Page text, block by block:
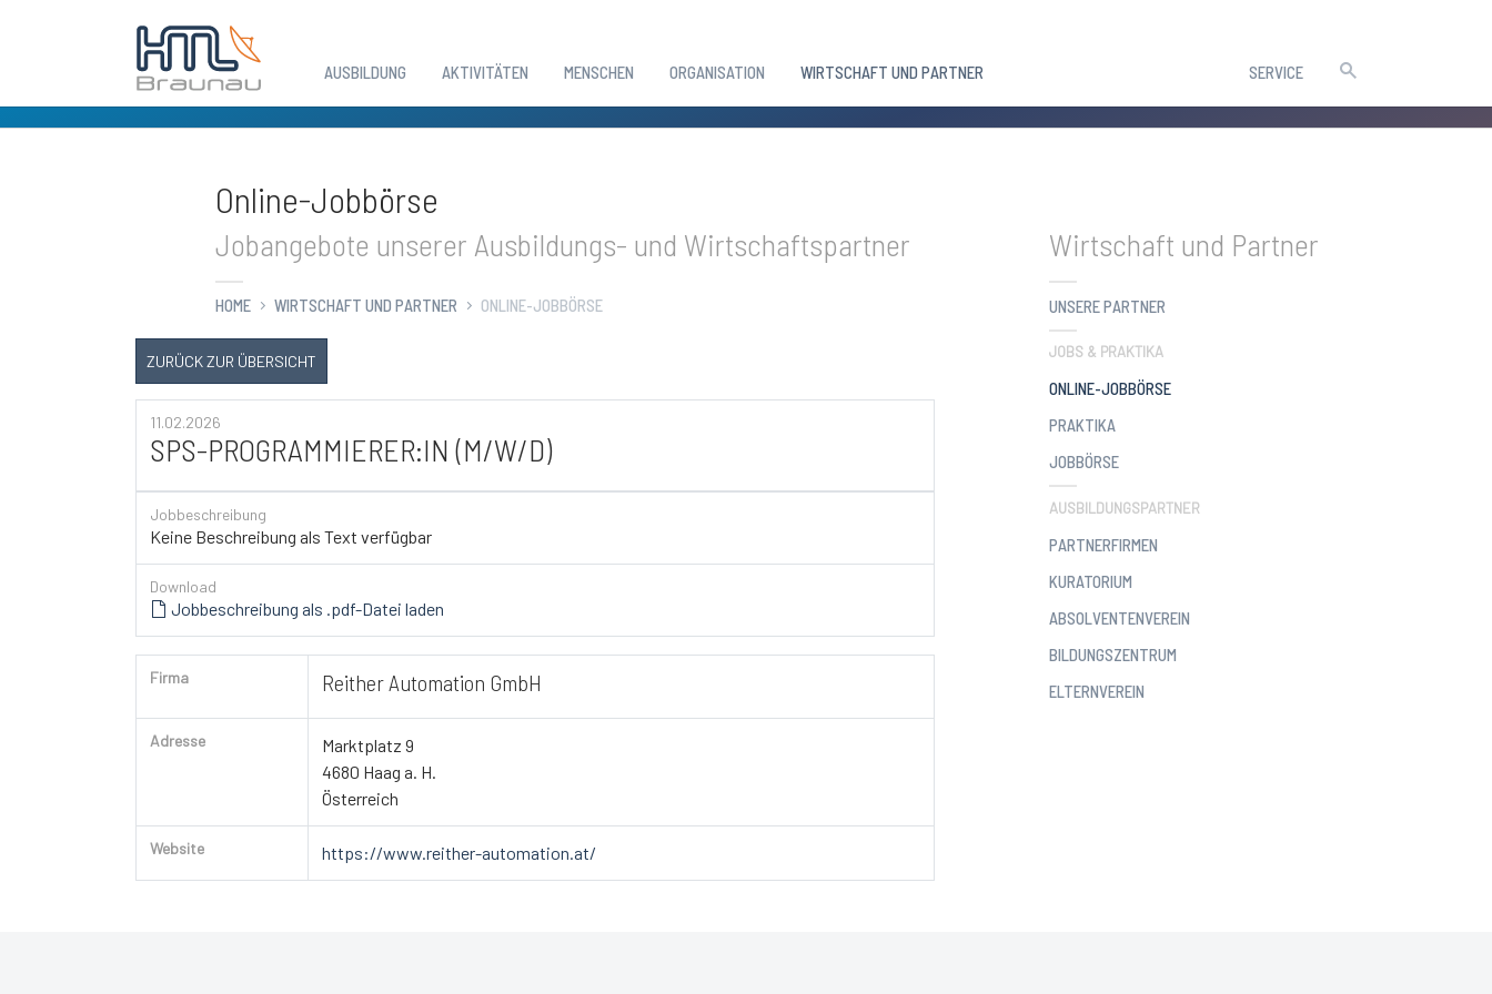
AUSBILDUNG AKTIVITÄTEN MENSCHEN ORGANISATION WIRTSCHAFT UND PARTNER SERVICE
Online-Jobbörse
Jobangebote unserer Ausbildungs- und Wirtschaftspartner
HOME WIRTSCHAFT UND PARTNER ONLINE-JOBBÖRSE
ZURÜCK ZUR ÜBERSICHT
11.02.2026
SPS-PROGRAMMIERER:IN (M/W/D)
Jobbeschreibung
Keine Beschreibung als Text verfügbar
Download
Jobbeschreibung als .pdf-Datei laden
Firma Reither Automation GmbH
Adresse
Marktplatz 9
4680 Haag a. H.
Österreich
Website https://www.reither-automation.at/
Wirtschaft und Partner
UNSERE PARTNER
JOBS & PRAKTIKA
ONLINE-JOBBÖRSE(CURRENT)
PRAKTIKA
JOBBÖRSE
AUSBILDUNGSPARTNER
PARTNERFIRMEN
KURATORIUM
ABSOLVENTENVEREIN
BILDUNGSZENTRUM
ELTERNVEREIN